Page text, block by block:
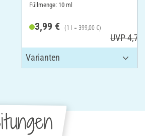
Füllmenge: 10 ml
3,99 € (1 l = 399,00 €)
UVP 4,79 €